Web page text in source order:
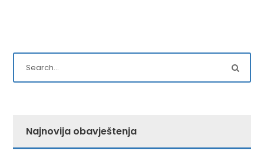
Najnovija obavještenja